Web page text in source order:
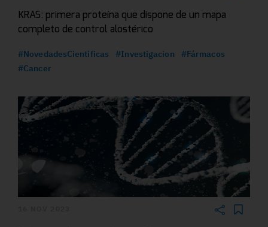
KRAS: primera proteína que dispone de un mapa
completo de control alostérico
#NovedadesCientificas #Investigacion
#Fármacos
#Cancer